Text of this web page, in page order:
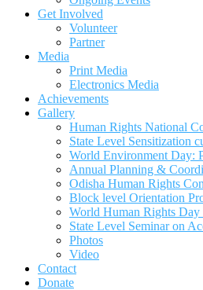
Get Involved
Volunteer
Partner
Media
Print Media
Electronics Media
Achievements
Gallery
Human Rights National
State Level Sensitization
World Environment Day:
Annual Planning &
Odisha Human Rights
Block level Orientation
World Human Rights Day
State Level Seminar on
Photos
Video
Contact
Donate